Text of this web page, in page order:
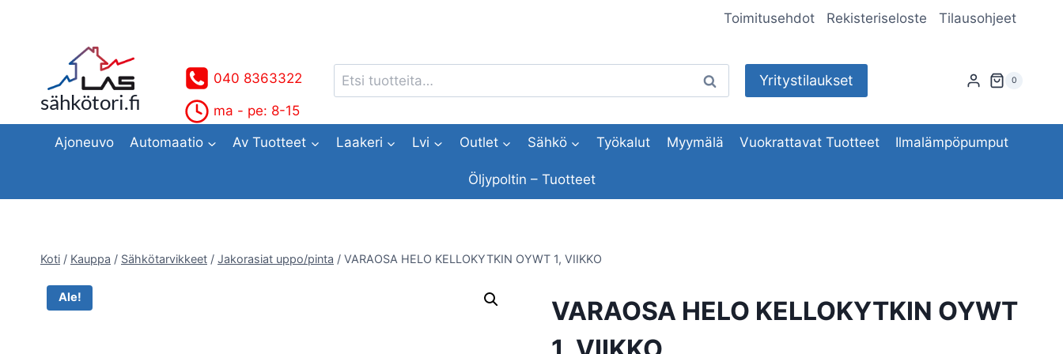
Toimitusehdot Rekisteriseloste Tilausohjeet
sähkötori.fi
040 8363322
ma - pe: 8-15
Etsi: Haku Yritystilaukset 0
Ajoneuvo Automaatio Av Tuotteet Laakeri Lvi Outlet Sähkö Työkalut Myymälä Vuokrattavat Tuotteet Ilmalämpöpumput
Öljypoltin – Tuotteet
Koti / Kauppa / Sähkötarvikkeet / Jakorasiat uppo/pinta / VARAOSA HELO KELLOKYTKIN OYWT 1, VIIKKO
Ale!
VARAOSA HELO KELLOKYTKIN OYWT